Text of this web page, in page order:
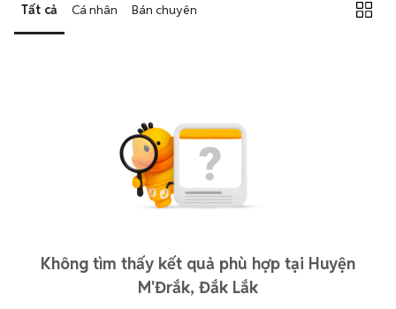
Tất cả Cá nhân Bán chuyên
Không tìm thấy kết quả phù hợp tại Huyện
M'Đrắk, Đắk Lắk